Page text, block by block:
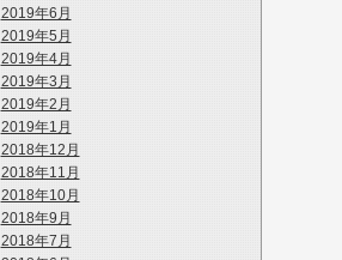
2019年6月
2019年5月
2019年4月
2019年3月
2019年2月
2019年1月
2018年12月
2018年11月
2018年10月
2018年9月
2018年7月